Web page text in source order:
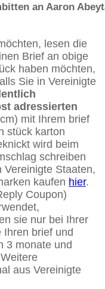
an Aaron
lesen die
Brief an obige
haben möchten,
Sie in Vereinigte
adressierten
mit Ihrem brief
stück karton
wird beim
schreiben
Vereinigte Staaten,
kaufen hier.
Coupon)
sie nur bei Ihrer
Ihren brief und
3 monate und
aus Vereinigte